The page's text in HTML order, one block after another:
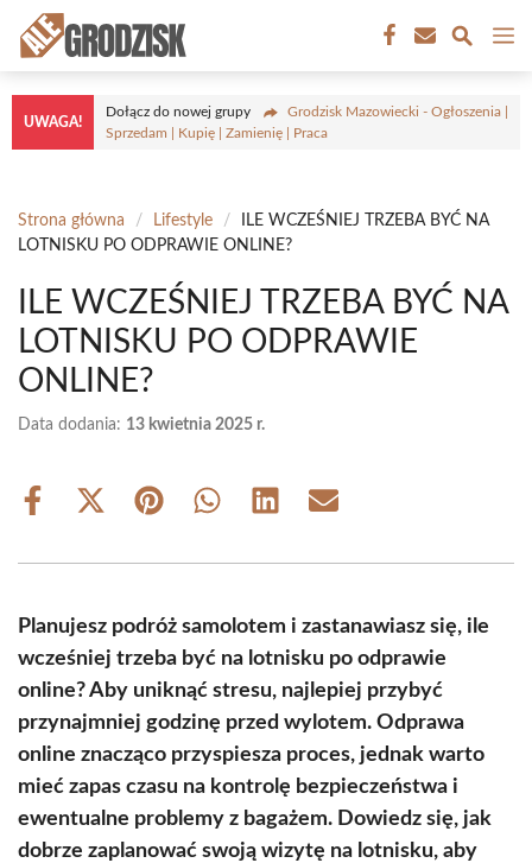
Przejdź
treści
UWAGA!
Dołącz do nowej grupy
Grodzisk Mazowiecki - Ogłoszenia |
Sprzedam | Kupię | Zamienię | Praca
Strona główna / Lifestyle /
ILE WCZEŚNIEJ TRZEBA BYĆ NA
LOTNISKU PO ODPRAWIE ONLINE?
ILE WCZEŚNIEJ TRZEBA BYĆ NA
LOTNISKU PO ODPRAWIE
ONLINE?
Data dodania: 13 kwietnia 2025 r.
Share
Share
(Twitter)
Share Share Share Share
Planujesz podróż samolotem i zastanawiasz się, ile
wcześniej trzeba być na lotnisku po odprawie
online? Aby uniknąć stresu, najlepiej przybyć
przynajmniej godzinę przed wylotem. Odprawa
online znacząco przyspiesza proces, jednak warto
mieć zapas czasu na kontrolę bezpieczeństwa i
ewentualne problemy z bagażem. Dowiedz się, jak
dobrze zaplanować swoją wizytę na lotnisku, aby